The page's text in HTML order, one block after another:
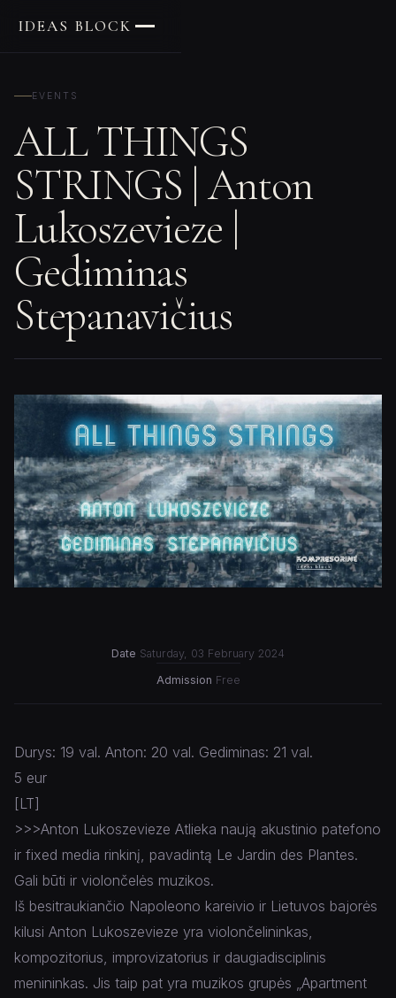
IDEAS BLOCK
EVENTS
ALL THINGS
STRINGS | Anton
Lukoszevieze |
Gediminas
Stepanavičius
Date Saturday, 03 February 2024
Admission Free
Durys: 19 val. Anton: 20 val. Gediminas: 21 val.
5 eur
[LT]
>>>Anton Lukoszevieze Atlieka naują akustinio patefono
ir fixed media rinkinį, pavadintą Le Jardin des Plantes.
Gali būti ir violončelės muzikos.
Iš besitraukiančio Napoleono kareivio ir Lietuvos bajorės
kilusi Anton Lukoszevieze yra violončelininkas,
kompozitorius, improvizatorius ir daugiadisciplinis
menininkas. Jis taip pat yra muzikos grupės „Apartment